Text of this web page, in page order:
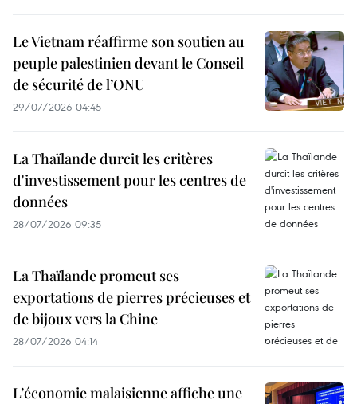
Le Vietnam réaffirme son soutien au
peuple palestinien devant le Conseil
de sécurité de l’ONU
29/07/2026 04:45
La Thaïlande durcit les critères
d'investissement pour les centres de
données
28/07/2026 09:35
La Thaïlande promeut ses
exportations de pierres précieuses et
de bijoux vers la Chine
28/07/2026 04:14
L’économie malaisienne affiche une